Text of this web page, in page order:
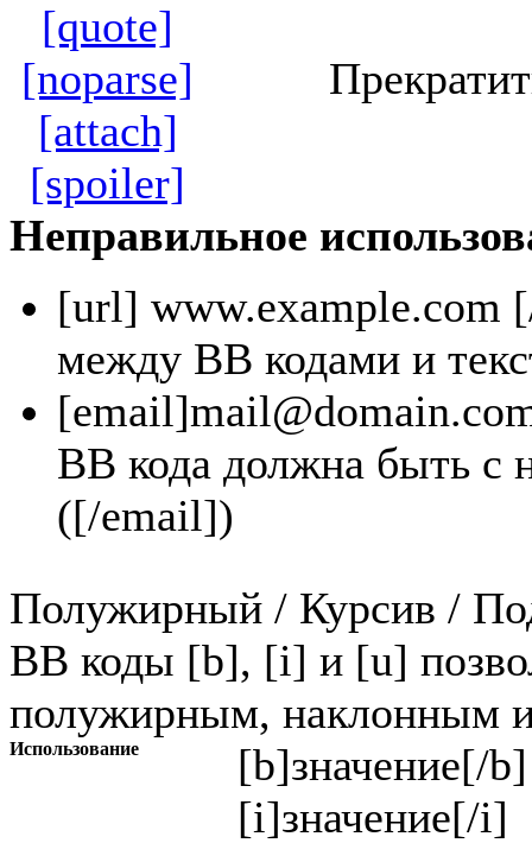
[quote]
[noparse]
[attach]
[spoiler]
Неправильное
[url] www.example.com
между BB кодами и
[email]
BB кода должна быть с
([/email])
Полужирный / Курсив /
BB коды [b], [i] и [u]
полужирным, наклонным и
Использование [b]значение[/b]
[i]значение[/i]